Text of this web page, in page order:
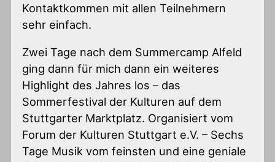
Kontaktkommen mit allen Teilnehmern
sehr einfach.
Zwei Tage nach dem Summercamp Alfeld
ging dann für mich dann ein weiteres
Highlight des Jahres los – das
Sommerfestival der Kulturen auf dem
Stuttgarter Marktplatz. Organisiert vom
Forum der Kulturen Stuttgart e.V. – Sechs
Tage Musik vom feinsten und eine geniale